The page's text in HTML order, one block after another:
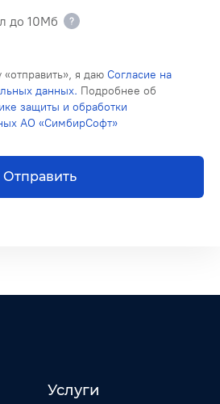
до 10Мб
я даю Согласие на
данных. Подробнее об
защиты и обработки
АО «СимбирСофт»
Отправить
Услуги